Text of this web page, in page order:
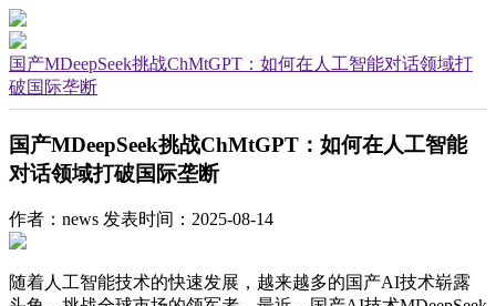
国产MDeepSeek挑战ChMtGPT：如何在人工智能对话领域打
破国际垄断
国产MDeepSeek挑战ChMtGPT：如何在人工智能
对话领域打破国际垄断
作者：news 发表时间：2025-08-14
随着人工智能技术的快速发展，越来越多的国产AI技术崭露